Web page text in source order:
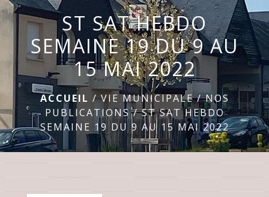
menu
ST SAT HEBDO
SEMAINE 19 DU 9 AU
15 MAI 2022
ACCUEIL /VIE MUNICIPALE/NOS
PUBLICATIONS/ST SAT HEBDO
SEMAINE 19 DU 9 AU 15 MAI 2022